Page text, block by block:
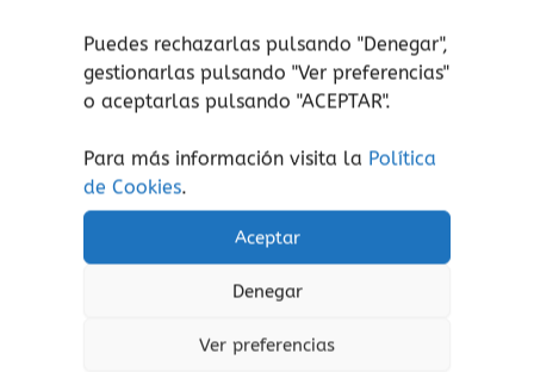
Puedes rechazarlas pulsando "Denegar",
gestionarlas pulsando "Ver preferencias"
o aceptarlas pulsando "ACEPTAR".
Para más información visita la Política
de Cookies.
Aceptar
Denegar
Ver preferencias
Productos relacionados